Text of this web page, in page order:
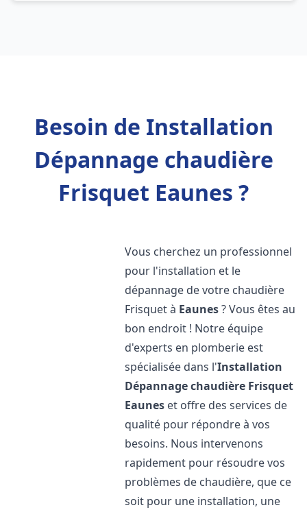
Besoin de Installation
Dépannage chaudière
Frisquet Eaunes ?
Vous cherchez un professionnel
pour l'installation et le
dépannage de votre chaudière
Frisquet à Eaunes? Vous êtes au
bon endroit ! Notre équipe
d'experts en plomberie est
spécialisée dans l'Installation
Dépannage chaudière Frisquet
Eaunes et offre des services de
qualité pour répondre à vos
besoins. Nous intervenons
rapidement pour résoudre vos
problèmes de chaudière, que ce
soit pour une installation, une